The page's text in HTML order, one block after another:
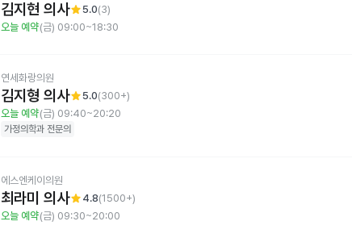
김지현 의사star5.0(3)
오늘 예약(금) 09:00~18:30
연세화랑의원
김지형 의사star5.0(300+)
오늘 예약(금) 09:40~20:20
가정의학과 전문의
에스엔케이의원
최라미 의사star 4.8(1500+)
오늘 예약(금) 09:30~20:00